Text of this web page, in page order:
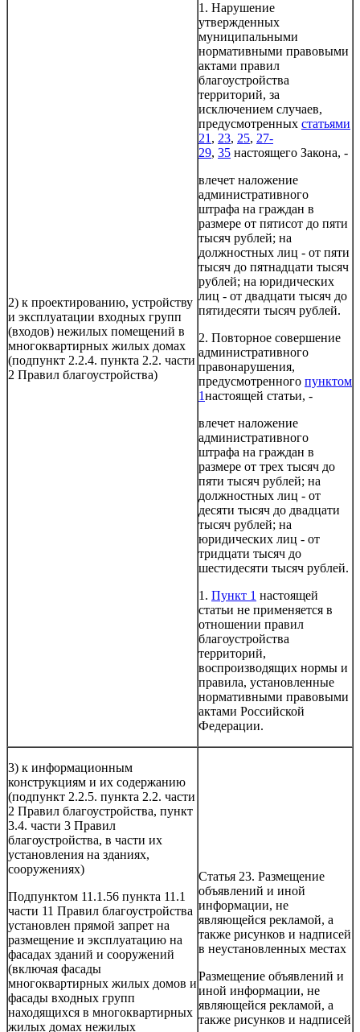
2) к проектированию, устройству
и эксплуатации входных групп
(входов) нежилых помещений в
многоквартирных жилых домах
(подпункт 2.2.4. пункта 2.2. части
2 Правил благоустройства)
1. Нарушение
утвержденных
муниципальными
нормативными правовыми
актами правил
благоустройства
территорий, за
исключением случаев,
предусмотренных статьями
21 , 23, 25, 27-
29, 35 настоящего Закона, -
влечет наложение
административного
штрафа на граждан в
размере от пятисот до пяти
тысяч рублей; на
должностных лиц - от пяти
тысяч до пятнадцати тысяч
рублей; на юридических
лиц - от двадцати тысяч до
пятидесяти тысяч рублей.
2. Повторное совершение
административного
правонарушения,
предусмотренного пунктом
1настоящей статьи, -
влечет наложение
административного
штрафа на граждан в
размере от трех тысяч до
пяти тысяч рублей; на
должностных лиц - от
десяти тысяч до двадцати
тысяч рублей; на
юридических лиц - от
тридцати тысяч до
шестидесяти тысяч рублей.
1. Пункт 1 настоящей
статьи не применяется в
отношении правил
благоустройства
территорий,
воспроизводящих нормы и
правила, установленные
нормативными правовыми
актами Российской
Федерации.
3) к информационным
конструкциям и их содержанию
(подпункт 2.2.5. пункта 2.2. части
2 Правил благоустройства, пункт
3.4. части 3 Правил
благоустройства, в части их
установления на зданиях,
сооружениях)
Подпунктом 11.1.56 пункта 11.1
части 11 Правил благоустройства
установлен прямой запрет на
размещение и эксплуатацию на
фасадах зданий и сооружений
(включая фасады
многоквартирных жилых домов и
фасады входных групп
находящихся в многоквартирных
жилых домах нежилых
Статья 23. Размещение
объявлений и иной
информации, не
являющейся рекламой, а
также рисунков и надписей
в неустановленных местах
Размещение объявлений и
иной информации, не
являющейся рекламой, а
также рисунков и надписей